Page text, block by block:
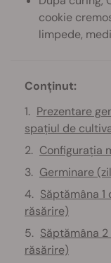
cookie
limpede,
Conținut:
Prezentare
spațiul de
Configurația
Germinare
Săptămâna
răsărire)
Săptămâna
răsărire)